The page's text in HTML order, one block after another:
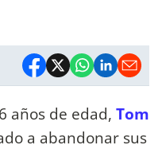
años de edad, Tom
a abandonar sus